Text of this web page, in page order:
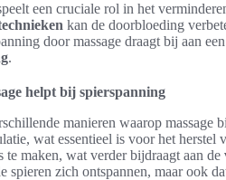
een cruciale rol in het
kan de doorbloeding
door massage draagt bij aan
.
helpt bij spierspanning
manieren waarop massage
wat essentieel is voor het herstel
te maken, wat verder bijdraagt aan de
spieren zich ontspannen, maar ook